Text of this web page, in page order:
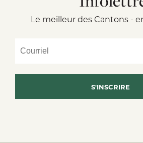
Le meilleur des Cantons -